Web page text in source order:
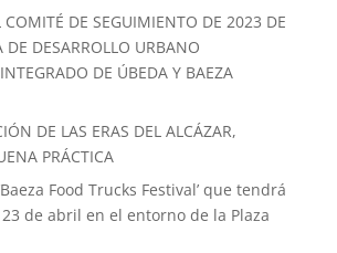
COMITÉ DE SEGUIMIENTO DE 2023 DE
DE DESARROLLO URBANO
DE ÚBEDA Y BAEZA
DE LAS ERAS DEL ALCÁZAR,
PRÁCTICA
Food Trucks Festival’ que tendrá
de abril en el entorno de la Plaza